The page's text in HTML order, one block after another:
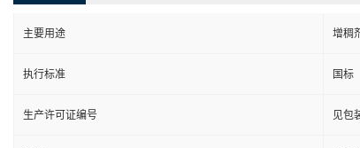
主要用途 增稠
执行标准 国标
生产许可证编号 见包